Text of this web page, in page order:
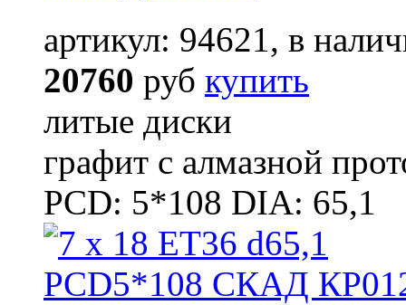
артикул: 94621, в
20760 руб купить
литые диски
графит с алмазной
PCD: 5*108 DIA: 65,1